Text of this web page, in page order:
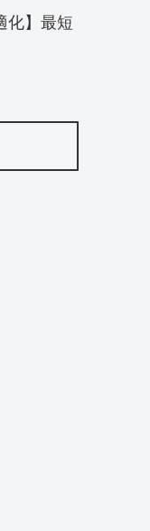
化】最短